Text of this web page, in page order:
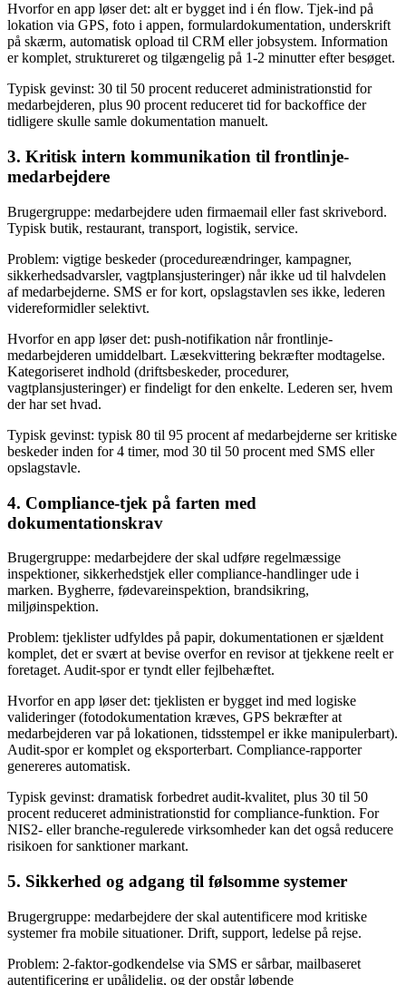
Hvorfor en app løser det: alt er bygget ind i én flow. Tjek-ind på
lokation via GPS, foto i appen, formulardokumentation, underskrift
på skærm, automatisk opload til CRM eller jobsystem. Information
er komplet, struktureret og tilgængelig på 1-2 minutter efter besøget.
Typisk gevinst: 30 til 50 procent reduceret administrationstid for
medarbejderen, plus 90 procent reduceret tid for backoffice der
tidligere skulle samle dokumentation manuelt.
3. Kritisk intern kommunikation til frontlinje-
medarbejdere
Brugergruppe: medarbejdere uden firmaemail eller fast skrivebord.
Typisk butik, restaurant, transport, logistik, service.
Problem: vigtige beskeder (procedureændringer, kampagner,
sikkerhedsadvarsler, vagtplansjusteringer) når ikke ud til halvdelen
af medarbejderne. SMS er for kort, opslagstavlen ses ikke, lederen
videreformidler selektivt.
Hvorfor en app løser det: push-notifikation når frontlinje-
medarbejderen umiddelbart. Læsekvittering bekræfter modtagelse.
Kategoriseret indhold (driftsbeskeder, procedurer,
vagtplansjusteringer) er findeligt for den enkelte. Lederen ser, hvem
der har set hvad.
Typisk gevinst: typisk 80 til 95 procent af medarbejderne ser kritiske
beskeder inden for 4 timer, mod 30 til 50 procent med SMS eller
opslagstavle.
4. Compliance-tjek på farten med
dokumentationskrav
Brugergruppe: medarbejdere der skal udføre regelmæssige
inspektioner, sikkerhedstjek eller compliance-handlinger ude i
marken. Bygherre, fødevareinspektion, brandsikring,
miljøinspektion.
Problem: tjeklister udfyldes på papir, dokumentationen er sjældent
komplet, det er svært at bevise overfor en revisor at tjekkene reelt er
foretaget. Audit-spor er tyndt eller fejlbehæftet.
Hvorfor en app løser det: tjeklisten er bygget ind med logiske
valideringer (fotodokumentation kræves, GPS bekræfter at
medarbejderen var på lokationen, tidsstempel er ikke manipulerbart).
Audit-spor er komplet og eksporterbart. Compliance-rapporter
genereres automatisk.
Typisk gevinst: dramatisk forbedret audit-kvalitet, plus 30 til 50
procent reduceret administrationstid for compliance-funktion. For
NIS2- eller branche-regulerede virksomheder kan det også reducere
risikoen for sanktioner markant.
5. Sikkerhed og adgang til følsomme systemer
Brugergruppe: medarbejdere der skal autentificere mod kritiske
systemer fra mobile situationer. Drift, support, ledelse på rejse.
Problem: 2-faktor-godkendelse via SMS er sårbar, mailbaseret
autentificering er upålidelig, og der opstår løbende